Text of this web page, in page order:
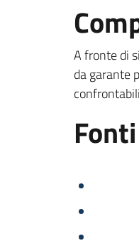
A fronte di
da garante
Fonti